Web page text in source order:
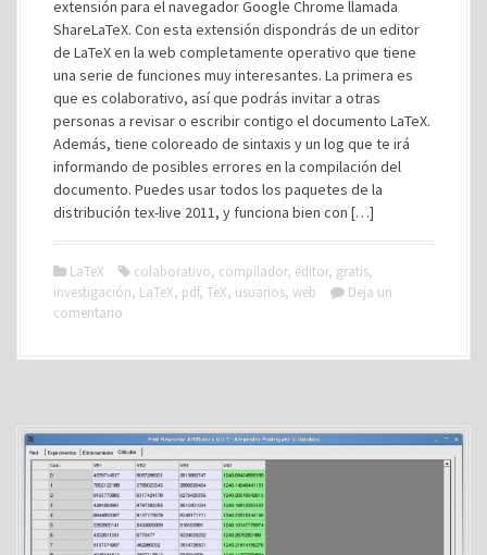
extensión para el navegador Google Chrome llamada
ShareLaTeX. Con esta extensión dispondrás de un editor
de LaTeX en la web completamente operativo que tiene
una serie de funciones muy interesantes. La primera es
que es colaborativo, así que podrás invitar a otras
personas a revisar o escribir contigo el documento LaTeX.
Además, tiene coloreado de sintaxis y un log que te irá
informando de posibles errores en la compilación del
documento. Puedes usar todos los paquetes de la
distribución tex-live 2011, y funciona bien con […]
LaTeX colaborativo, compilador, editor, gratis,
investigación, LaTeX, pdf, TeX, usuarios, web
Deja un
comentario